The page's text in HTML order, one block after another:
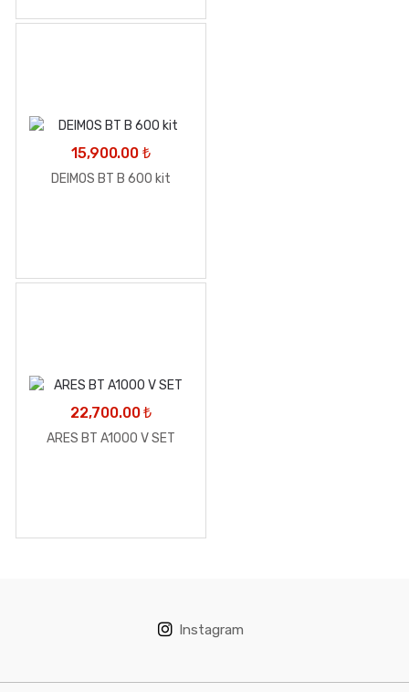
15,900.00 ₺
DEIMOS BT B 600 kit
22,700.00₺
ARES BT A1000 V SET
Instagram